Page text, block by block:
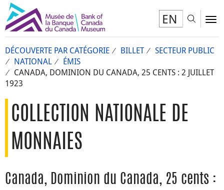
EN
DÉCOUVERTE PAR CATÉGORIE BILLET
SECTEUR PUBLIC
NATIONAL
ÉMIS
CANADA, DOMINION DU CANADA, 25 CENTS : 2 JUILLET
1923
COLLECTION NATIONALE DE
MONNAIES
Canada, Dominion du Canada, 25 cents :